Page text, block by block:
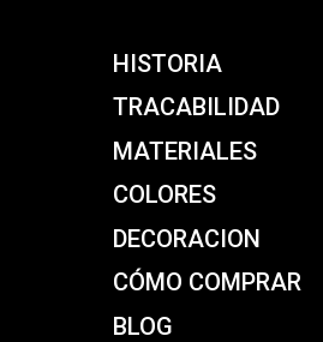
HISTORIA
TRACABILIDAD
MATERIALES
COLORES
DECORACION
CÓMO COMPRAR
BLOG